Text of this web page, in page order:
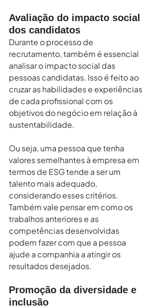
Avaliação do impacto social
dos candidatos
Durante o processo de
recrutamento, também é essencial
analisar o impacto social das
pessoas candidatas. Isso é feito ao
cruzar as habilidades e experiências
de cada profissional com os
objetivos do negócio em relação à
sustentabilidade.
Ou seja, uma pessoa que tenha
valores semelhantes à empresa em
termos de ESG tende a ser um
talento mais adequado,
considerando esses critérios.
Também vale pensar em como os
trabalhos anteriores e as
competências desenvolvidas
podem fazer com que a pessoa
ajude a companhia a atingir os
resultados desejados.
Promoção da diversidade e
inclusão